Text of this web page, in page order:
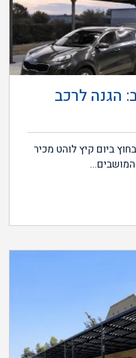
הגנה לרכב
ביום קיץ לוהט מכיר